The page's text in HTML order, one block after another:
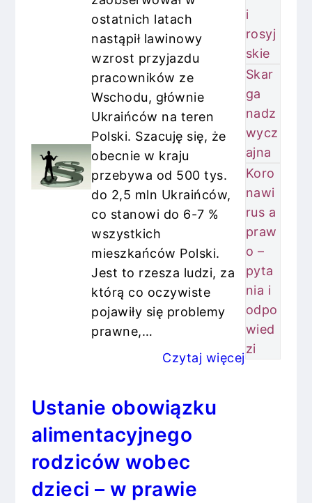
ostatnich latach
nastąpił lawinowy
wzrost przyjazdu
pracowników ze
Wschodu, głównie
Ukraińców na teren
Polski. Szacuję się, że
obecnie w kraju
przebywa od 500 tys.
do 2,5 mln Ukraińców,
co stanowi do 6-7 %
wszystkich
mieszkańców Polski.
Jest to rzesza ludzi, za
którą co oczywiste
pojawiły się problemy
prawne,…
Czytaj więcej
Ustanie obowiązku
alimentacyjnego
rodziców wobec
dzieci – w prawie
i
rosyj
skie
Skar
ga
nadz
wycz
ajna
Koro
nawi
rus a
praw
o –
pyta
nia i
odpo
wied
zi